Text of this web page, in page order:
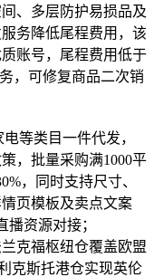
、多层防护易损品及
务降低尾程费用，该
账号，尾程费用低于
，可修复商品二次销
等类目一件代发，
，批量采购满1000平
，同时支持尺寸、
页模板及卖点文案
资源对接；
克福枢纽仓覆盖欧盟
克斯托港仓实现英伦